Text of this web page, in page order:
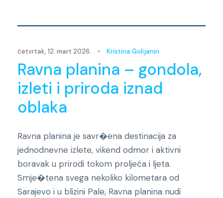
četvrtak, 12. mart 2026. • Kristina Golijanin
Ravna planina – gondola,
izleti i priroda iznad
oblaka
Ravna planina je savr�ena destinacija za
jednodnevne izlete, vikend odmor i aktivni
boravak u prirodi tokom proljeća i ljeta.
Smje�tena svega nekoliko kilometara od
Sarajevo i u blizini Pale, Ravna planina nudi